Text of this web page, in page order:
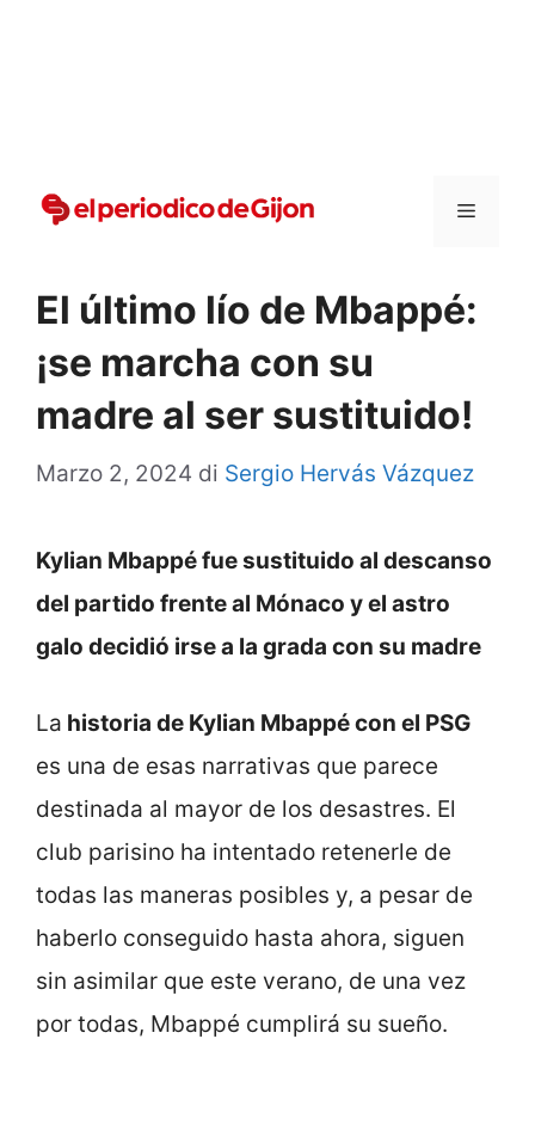
Menu
El último lío de Mbappé:
¡se marcha con su
madre al ser sustituido!
Marzo 2, 2024 di Sergio Hervás Vázquez
Kylian Mbappé fue sustituido al descanso
del partido frente al Mónaco y el astro
galo decidió irse a la grada con su madre
La historia de Kylian Mbappé con el PSG
es una de esas narrativas que parece
destinada al mayor de los desastres. El
club parisino ha intentado retenerle de
todas las maneras posibles y, a pesar de
haberlo conseguido hasta ahora, siguen
sin asimilar que este verano, de una vez
por todas, Mbappé cumplirá su sueño.